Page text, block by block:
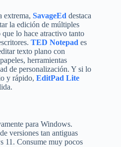
extrema, SavageEd destaca
la edición de múltiples
lo hace atractivo tanto
TED Notepad es
texto plano con
herramientas
de personalización. Y si lo
y rápido, EditPad Lite
para Windows.
versiones tan antiguas
11. Consume muy pocos